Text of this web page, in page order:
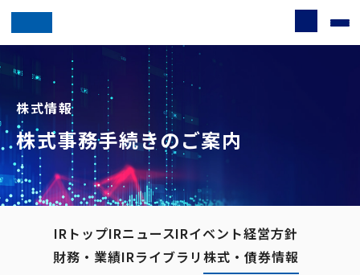
株式情報
株式事務手続きのご案内
IRトップIRニュースIRイベント経営方針
財務・業績IRライブラリ 株式・債券情報